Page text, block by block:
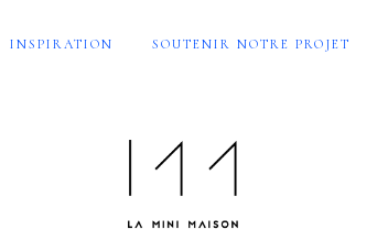
INSPIRATION SOUTENIR NOTRE PROJET